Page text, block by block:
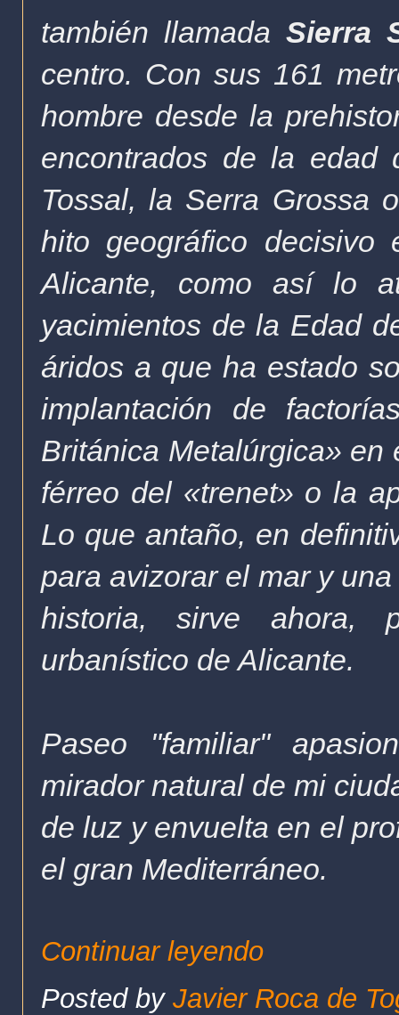
también llamada Sierra
centro. Con sus 161
hombre desde la
encontrados de la edad
Tossal, la Serra Grossa
hito geográfico
Alicante, como así lo
yacimientos de la Edad
áridos a que ha estado
implantación de
Británica Metalúrgica»
férreo del «trenet» o la
Lo que antaño, en
para avizorar el mar y
historia, sirve ahora,
urbanístico de Alicante.
Paseo "familiar"
mirador natural de mi
de luz y envuelta en el
el gran Mediterráneo.
Continuar leyendo
Posted by Javier Roca de